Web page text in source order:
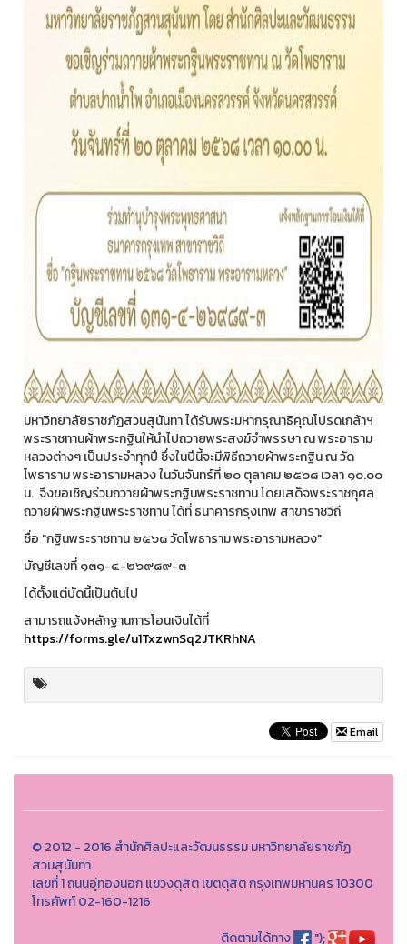
มหาวิทยาลัยราชภัฏสวนสุนันทา ได้รับพระมหากรุณาธิคุณโปรดเกล้าฯ
พระราชทานผ้าพระกฐินให้นำไปถวายพระสงฆ์จำพรรษา ณ พระอาราม
หลวงต่างๆ เป็นประจำทุกปี ซึ่งในปีนี้จะมีพิธีถวายผ้าพระกฐิน ณ วัด
โพธาราม พระอารามหลวง ในวันจันทร์ที่ ๒๐ ตุลาคม ๒๕๖๘ เวลา ๑๐.๐๐
น. จึงขอเชิญร่วมถวายผ้าพระกฐินพระราชทาน โดยเสด็จพระราชกุศล
ถวายผ้าพระกฐินพระราชทาน ได้ที่ ธนาคารกรุงเทพ สาขาราชวิถี
ชื่อ "กฐินพระราชทาน ๒๕๖๘ วัดโพธาราม พระอารามหลวง"
บัญชีเลขที่ ๑๓๑-๔-๒๖๙๘๙-๓
ได้ตั้งแต่บัดนี้เป็นต้นไป
สามารถแจ้งหลักฐานการโอนเงินได้ที่
https://forms.gle/u1TxzwnSq2JTKRhNA
Email
© 2012 - 2016 สำนักศิลปะและวัฒนธรรม มหาวิทยาลัยราชภัฏ
สวนสุนันทา
เลขที่ 1 ถนนอู่ทองนอก แขวงดุสิต เขตดุสิต กรุงเทพมหานคร 10300
โทรศัพท์ 02-160-1216
ติดตามได้ทาง
");